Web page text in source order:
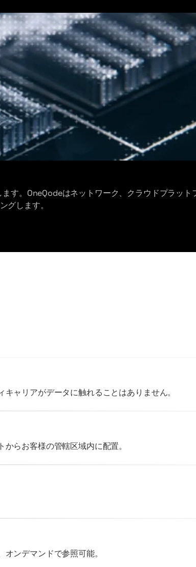
す。OneQodeはネットワーク、クラウドプラッ
グします。
ャリアがデータに触れることはありません。
らお客様の管轄区域内に配置。
ンデマンドで参照可能。